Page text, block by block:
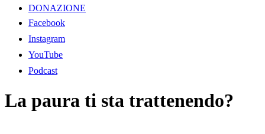
DONAZIONE
Facebook
Instagram
YouTube
Podcast
La paura ti sta trattenendo?